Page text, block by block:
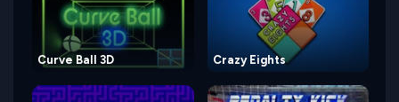
Curve Ball 3D Crazy Eights